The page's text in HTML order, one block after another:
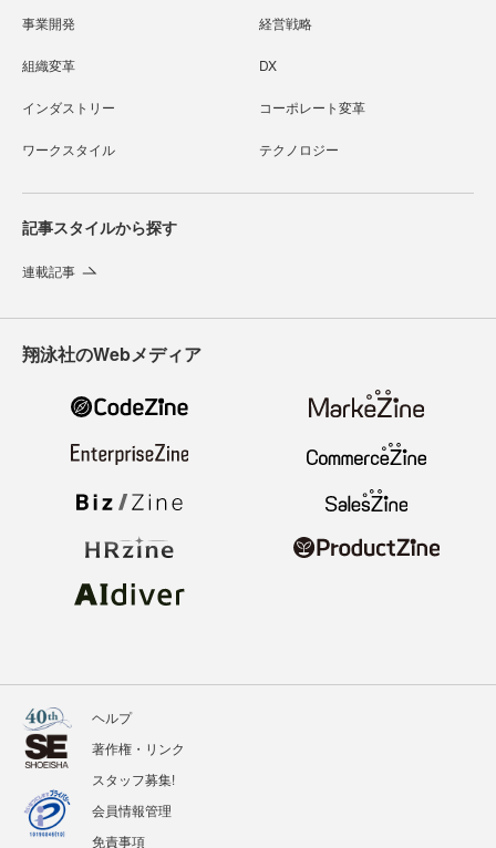
事業開発 経営戦略
組織変革 DX
インダストリー コーポレート変革
ワークスタイル テクノロジー
記事スタイルから探す
連載記事
翔泳社のWebメディア
ヘルプ
著作権・リンク
スタッフ募集!
会員情報管理